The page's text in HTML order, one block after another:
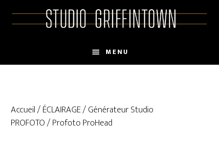
MENU
Accueil/ÉCLAIRAGE/Générateur Studio
PROFOTO/ Profoto ProHead